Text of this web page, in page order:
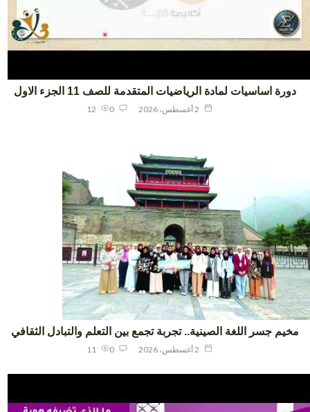
اساسيات لمادة الرياضيات المتقدمة للصف 11 الجزء الاول
12
جسر اللغة الصينية.. تجربة تجمع بين التعلم والتبادل الثقافي
11